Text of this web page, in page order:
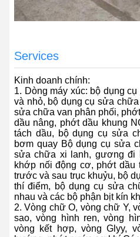
Services
Kinh doanh chính:
1. Dòng máy xúc: bộ dụng
và nhỏ, bộ dụng cụ sửa
sửa chữa van phân phối,
dầu nâng, phớt dầu khung
tách dầu, bộ dụng cụ sửa
bơm quay Bộ dụng cụ sửa
sửa chữa xi lanh, gương đi
khớp nối động cơ, phớt dầu
trước và sau trục khuỷu, bộ
thí điểm, bộ dụng cụ sửa
nhau và các bộ phận bịt kín
2. Vòng chữ O, vòng chữ Y,
sao, vòng hình ren, vòng
vòng kết hợp, vòng Glyy,